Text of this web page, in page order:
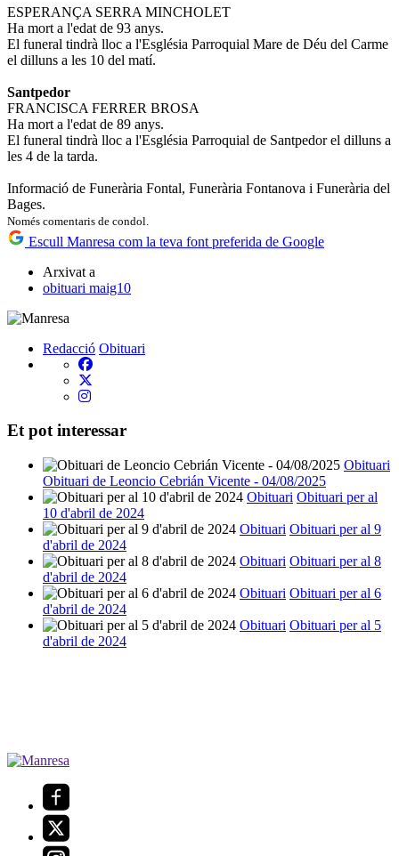
ESPERANÇA SERRA MINCHOLET
Ha mort a l'edat de 93 anys.
El funeral tindrà lloc a l'Església Parroquial Mare de Déu del Carme
el dilluns a les 10 del matí.
Santpedor
FRANCISCA FERRER BROSA
Ha mort a l'edat de 89 anys.
El funeral tindrà lloc a l'Església Parroquial de Santpedor el dilluns a
les 4 de la tarda.
Informació de Funerària Fontal, Funerària Fontanova i Funerària del
Bages.
Només comentaris de condol.
Escull Manresa com la teva font preferida de Google
Arxivat a
obituari maig10
Redacció Obituari
Et pot interessar
Obituari
Obituari de Leoncio Cebrián Vicente - 04/08/2025
Obituari Obituari per al
10 d'abril de 2024
Obituari Obituari per al 9
d'abril de 2024
Obituari Obituari per al 8
d'abril de 2024
Obituari Obituari per al 6
d'abril de 2024
Obituari Obituari per al 5
d'abril de 2024